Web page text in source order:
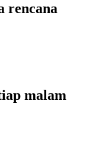
rencana
malam